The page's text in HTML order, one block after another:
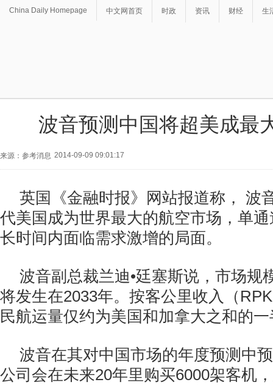
China Daily Homepage 中文网首页 时政 资讯 财经 生
波音预测中国将超美成最
来源：参考消息 2014-09-09 09:01:17
英国《金融时报》网站报道称， 波
代美国成为世界最大的航空市场，单
长时间内面临需求激增的局面。
波音副总裁兰迪•廷塞斯说，市场规
将发生在2033年。按客公里收入（
民航运量仅约为美国和加拿大之和的
波音在其对中国市场的年度预测中
公司会在未来20年里购买6000架客机